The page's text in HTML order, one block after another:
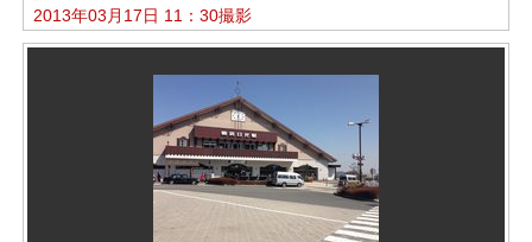
2013年03月17日 11：30撮影